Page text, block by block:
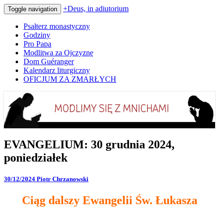
Toggle navigation +Deus, in adiutorium
Psałterz monastyczny
Godziny
Pro Papa
Modlitwa za Ojczyznę
Dom Guéranger
Kalendarz liturgiczny
OFICJUM ZA ZMARŁYCH
+Deus, in adiutorium
Codziennie modlimy się z mnichami
EVANGELIUM:
30
grudnia
poniedziałek
EVANGELIUM: 30 grudnia 2024,
poniedziałek
30/12/2024 Piotr Chrzanowski
Ciąg dalszy Ewangelii Św. Łukasza